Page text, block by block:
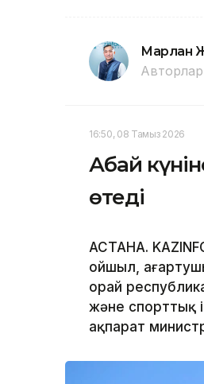
Марлан
Авторлар
16:50, 08 Тамыз 2026
Абай
өтеді
АСТАНА.
ойшыл,
орай
және спорттық
ақпарат